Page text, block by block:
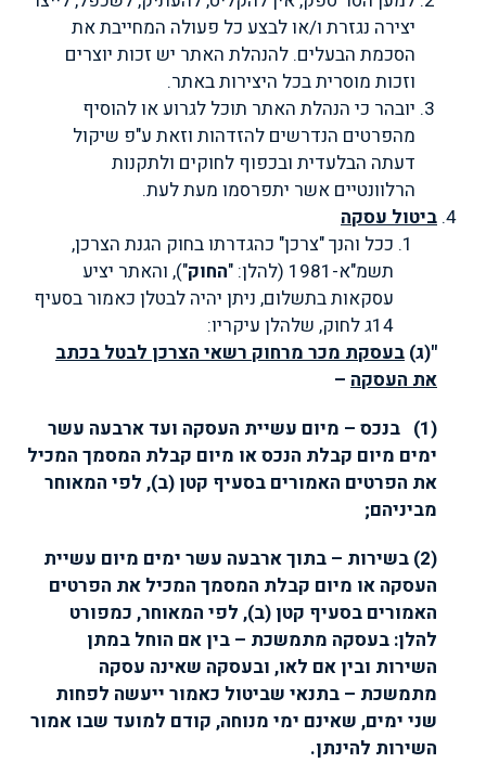
יצירה נגזרת ו/או לבצע כל פעולה המחייבת את
הסכמת הבעלים. להנהלת האתר יש זכות יוצרים
וזכות מוסרית בכל היצירות באתר.
יובהר כי הנהלת האתר תוכל לגרוע או להוסיף
מהפרטים הנדרשים להזדהות וזאת ע"פ שיקול
דעתה הבלעדית ובכפוף לחוקים ולתקנות
הרלוונטיים אשר יתפרסמו מעת לעת.
ביטול עסקה
ככל והנך "צרכן" כהגדרתו בחוק הגנת הצרכן,
תשמ"א-1981 (להלן: "
החוק"), והאתר יציע
עסקאות בתשלום, ניתן יהיה לבטלן כאמור בסעיף
14ג לחוק, שלהלן עיקריו:
"(ג) בעסקת מכר מרחוק רשאי הצרכן לבטל בכתב
את העסקה –
(1) בנכס – מיום עשיית העסקה ועד ארבעה עשר
ימים מיום קבלת הנכס או מיום קבלת המסמך המכיל
את הפרטים האמורים בסעיף קטן (ב), לפי המאוחר
מביניהם;
(2) בשירות – בתוך ארבעה עשר ימים מיום עשיית
העסקה או מיום קבלת המסמך המכיל את הפרטים
האמורים בסעיף קטן (ב), לפי המאוחר, כמפורט
להלן: בעסקה מתמשכת – בין אם הוחל במתן
השירות ובין אם לאו, ובעסקה שאינה עסקה
מתמשכת – בתנאי שביטול כאמור ייעשה לפחות
שני ימים, שאינם ימי מנוחה, קודם למועד שבו אמור
השירות להינתן.